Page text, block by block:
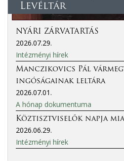
Levéltár
NYÁRI ZÁRVATARTÁS
2026.07.29.
Intézményi hírek
Manczikovics Pál
ingóságainak leltára
2026.07.01.
A hónap dokumentuma
Köztisztviselők napja
2026.06.29.
Intézményi hírek